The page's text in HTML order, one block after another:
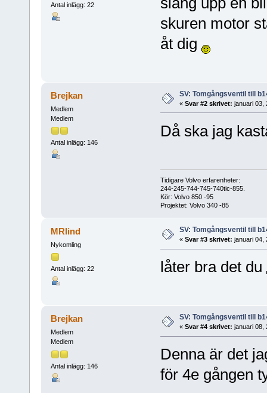
Antal inlägg: 22
skuren motor
åt dig
Brejkan
Medlem
Medlem
Antal inlägg: 146
SV: Tomgångsventil till
« Svar #2 skrivet: januari 03,
Då ska jag
Tidigare Volvo erfarenheter:
244-245-744-745-740tic-855.
Kör: Volvo 850 -95
Projektet: Volvo 340 -85
MRlind
Nykomling
Antal inlägg: 22
SV: Tomgångsventil till
« Svar #3 skrivet: januari 04,
låter bra det du
Brejkan
Medlem
Medlem
Antal inlägg: 146
SV: Tomgångsventil till
« Svar #4 skrivet: januari 08,
Denna är det
för 4e gången